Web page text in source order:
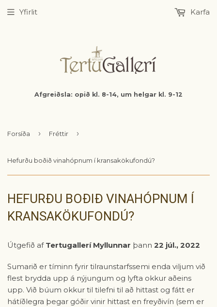
Afgreiðsla: opið kl. 8-14, um helgar kl. 9-12
Yfirlit Karfa
Forsíða › Fréttir ›
Hefurðu boðið vinahópnum í kransakökufondú?
HEFURÐU BOÐIÐ VINAHÓPNUM Í
KRANSAKÖKUFONDÚ?
Útgefið af Tertugallerí Myllunnar þann 22 júl., 2022
Sumarið er tíminn fyrir tilraunstarfssemi enda viljum við
flest brydda upp á nýjungum og lyfta okkur aðeins
upp. Við búum okkur til tilefni til að hittast og fátt er
hátíðlegra þegar góðir vinir hittast en freyðivín (sem er